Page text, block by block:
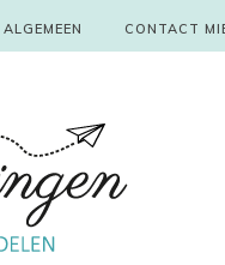
ALGEMEEN CONTACT